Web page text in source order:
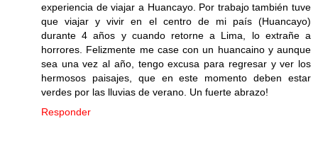
experiencia de viajar a Huancayo. Por trabajo también tuve
que viajar y vivir en el centro de mi país (Huancayo)
durante 4 años y cuando retorne a Lima, lo extrañe a
horrores. Felizmente me case con un huancaino y aunque
sea una vez al año, tengo excusa para regresar y ver los
hermosos paisajes, que en este momento deben estar
verdes por las lluvias de verano. Un fuerte abrazo!
Responder